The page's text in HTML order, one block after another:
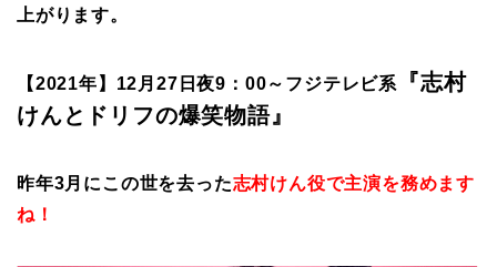
上がります。
【2021年】12月27日夜9：00～フジテレビ系
『志村
けんとドリフの爆笑物語』
昨年3月にこの世を去った志村けん役で主演を務めます
ね！